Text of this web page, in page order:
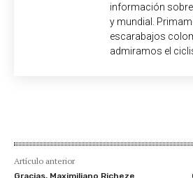
información
y mundial.
escarabajos
admiramos el
Artículo anterior
Gracias, Maximiliano Richeze